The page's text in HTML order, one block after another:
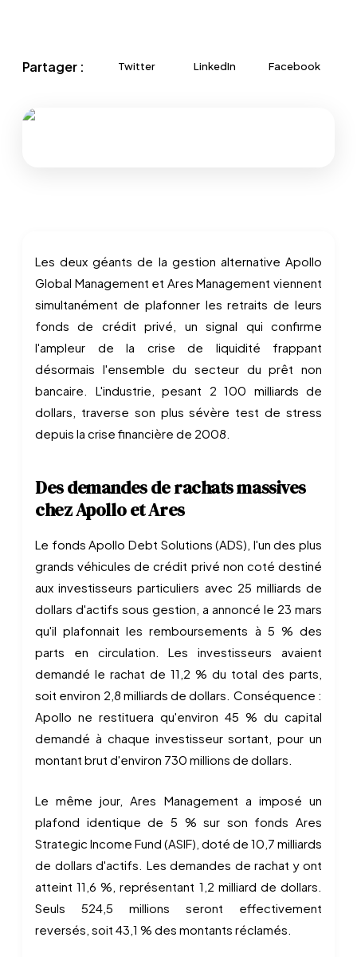
Partager : Twitter LinkedIn Facebook
Les deux géants de la gestion alternative Apollo
Global Management et Ares Management viennent
simultanément de plafonner les retraits de leurs
fonds de crédit privé, un signal qui confirme
l'ampleur de la crise de liquidité frappant
désormais l'ensemble du secteur du prêt non
bancaire. L'industrie, pesant 2 100 milliards de
dollars, traverse son plus sévère test de stress
depuis la crise financière de 2008.
Des demandes de rachats massives
chez Apollo et Ares
Le fonds Apollo Debt Solutions (ADS), l'un des plus
grands véhicules de crédit privé non coté destiné
aux investisseurs particuliers avec 25 milliards de
dollars d'actifs sous gestion, a annoncé le 23 mars
qu'il plafonnait les remboursements à 5 % des
parts en circulation. Les investisseurs avaient
demandé le rachat de 11,2 % du total des parts,
soit environ 2,8 milliards de dollars. Conséquence :
Apollo ne restituera qu'environ 45 % du capital
demandé à chaque investisseur sortant, pour un
montant brut d'environ 730 millions de dollars.
Le même jour, Ares Management a imposé un
plafond identique de 5 % sur son fonds Ares
Strategic Income Fund (ASIF), doté de 10,7 milliards
de dollars d'actifs. Les demandes de rachat y ont
atteint 11,6 %, représentant 1,2 milliard de dollars.
Seuls 524,5 millions seront effectivement
reversés, soit 43,1 % des montants réclamés.